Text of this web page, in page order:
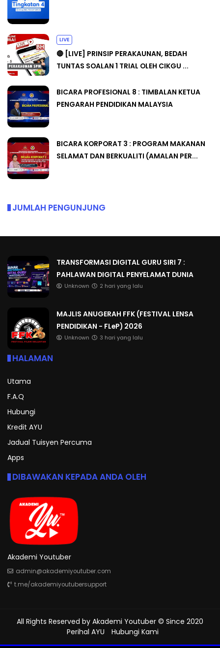
LIVE
🔴 [LIVE] PRINSIP PERAKAUNAN, BEDAH
TUNTAS SOALAN 1 TRIAL OLEH CIKGU ...
BICARA PROFESIONAL 8 : TIMBALAN KETUA
PENGARAH PENDIDIKAN MALAYSIA
BICARA KORPORAT 3 : PROGRAM MAKANAN
SELAMAT DAN BERKUALITI (AMALAN PER...
JUMLAH PENGUNJUNG
TRANSFORMASI DIGITAL GURU SIRI 7 :
PAHLAWAN DIGITAL PENYELAMAT DUNIA
Unknown 2 hari yang lalu
MAJLIS ANUGERAH FFK (FESTIVAL LENSA
PENDIDIKAN - FLeP) 2026
Unknown 3 hari yang lalu
HALAMAN
Utama
F.A.Q
Hubungi
Kredit AYU
Jadual Tuisyen Percuma
Apps
DIBAWAKAN KEPADA ANDA OLEH
Akademi Youtuber
admin@akademiyoutuber.com
t.me/akademiyoutubersupport
All Rights Reserved by Akademi Youtuber © Since 2020
Perihal AYU
Hubungi Kami